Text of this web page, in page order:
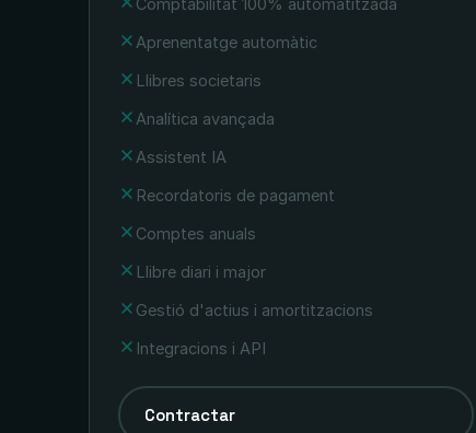
Comptabilitat 100% automatitzada
Aprenentatge automàtic
Llibres societaris
Analítica avançada
Assistent IA
Recordatoris de pagament
Comptes anuals
Llibre diari i major
Gestió d'actius i amortitzacions
Integracions i API
Contractar